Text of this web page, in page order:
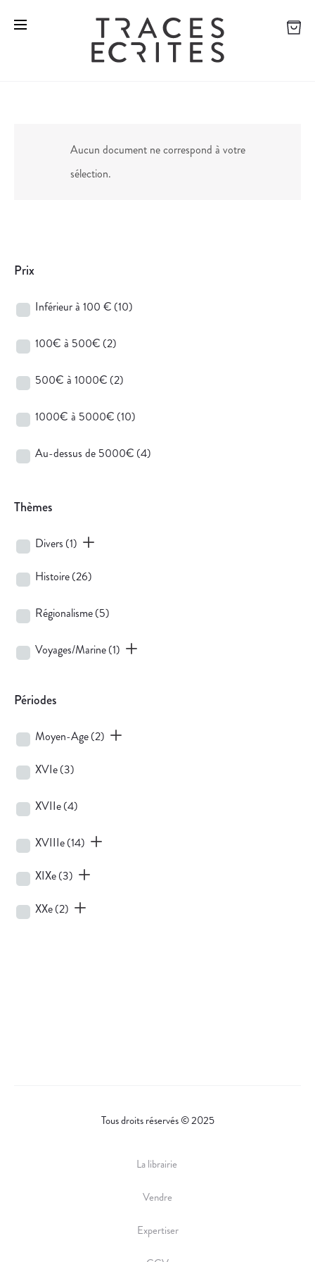
Aucun document ne correspond à votre
sélection.
Prix
Inférieur à 100 € (10)
100€ à 500€ (2)
500€ à 1000€ (2)
1000€ à 5000€ (10)
Au-dessus de 5000€ (4)
Thèmes
Divers (1)
Histoire(26)
Régionalisme(5)
Voyages/Marine(1)
Périodes
Moyen-Age(2)
XVIe(3)
XVIIe(4)
XVIIIe(14)
XIXe(3)
XXe(2)
Tous droits réservés © 2025
La librairie
Vendre
Expertiser